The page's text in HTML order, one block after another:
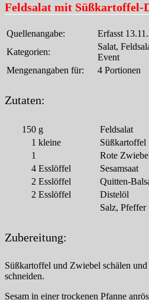
Feldsalat mit Süßkartoffel-
Quellenangabe:
Erfasst
Kategorien:
Salat,
Event
Mengenangaben für:
4 Portionen
Zutaten:
150 g
Feldsalat
1 kleine
Süßkartoffel
1
Rote
4 Esslöffel
Sesamsaat
2 Esslöffel
Quitten-
2 Esslöffel
Distelöl
Salz, Pfeffer
Zubereitung:
Süßkartoffel und Zwiebel schälen
schneiden.
Sesam in einer trockenen Pfanne